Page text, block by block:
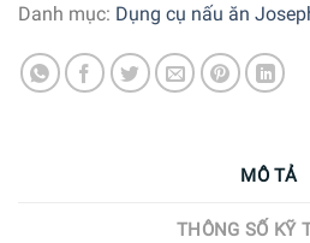
Danh mục: Dụng cụ nấu ăn
MÔ TẢ
THÔNG SỐ KỸ